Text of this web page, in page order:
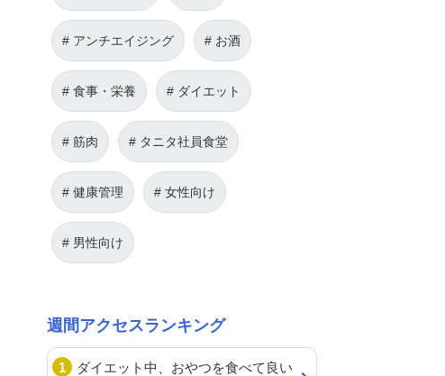
アンチエイジング お酒
食事・栄養 ダイエット
筋肉 タニタ社員食堂
健康管理 女性向け
男性向け
週間アクセスランキング
ダイエット中、おやつを食べて良い